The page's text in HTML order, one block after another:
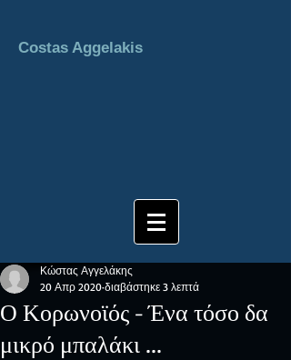
Costas Aggelakis
Ο Κορωνοϊός - Ένα τόσο δα
μικρό μπαλάκι ...
Κώστας Αγγελάκης
20 Απρ 2020 διαβάστηκε 3 λεπτά